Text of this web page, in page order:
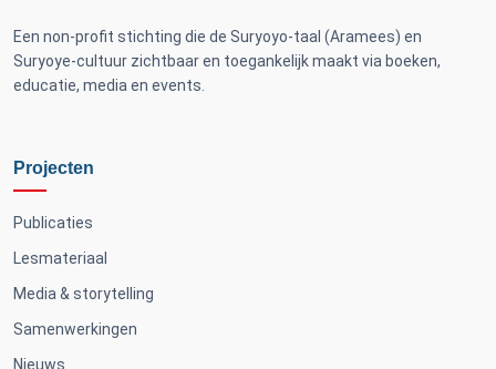
Een non-profit stichting die de Suryoyo-taal (Aramees) en
Suryoye-cultuur zichtbaar en toegankelijk maakt via boeken,
educatie, media en events.
Projecten
Publicaties
Lesmateriaal
Media & storytelling
Samenwerkingen
Nieuws